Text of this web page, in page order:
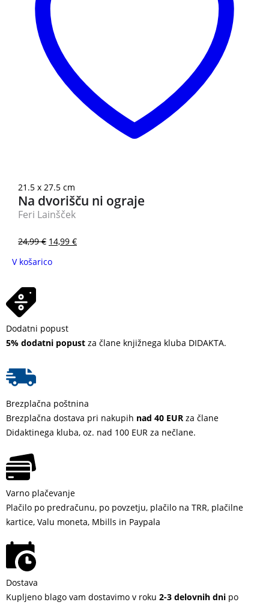
21.5 x 27.5 cm
Na dvorišču ni ograje
Feri Lainšček
24,99€ 14,99 €
V košarico
Dodatni popust
5% dodatni popust za člane knjižnega kluba DIDAKTA.
Brezplačna poštnina
Brezplačna dostava pri nakupih nad 40 EUR za člane
Didaktinega kluba, oz. nad 100 EUR za nečlane.
Varno plačevanje
Plačilo po predračunu, po povzetju, plačilo na TRR, plačilne
kartice, Valu moneta, Mbills in Paypala
Dostava
Kupljeno blago vam dostavimo v roku 2-3 delovnih dni po